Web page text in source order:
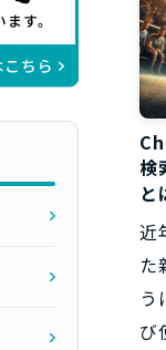
検
と
近
た
う
び